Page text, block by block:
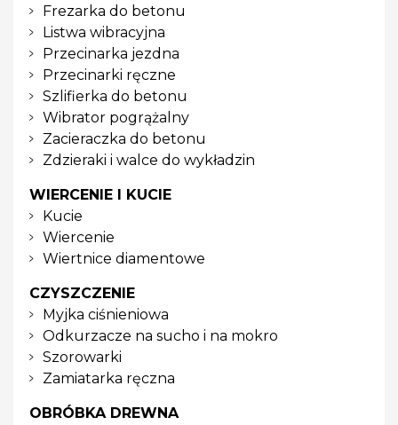
Frezarka do betonu
Listwa wibracyjna
Przecinarka jezdna
Przecinarki ręczne
Szlifierka do betonu
Wibrator pogrążalny
Zacieraczka do betonu
Zdzieraki i walce do wykładzin
WIERCENIE I KUCIE
Kucie
Wiercenie
Wiertnice diamentowe
CZYSZCZENIE
Myjka ciśnieniowa
Odkurzacze na sucho i na mokro
Szorowarki
Zamiatarka ręczna
OBRÓBKA DREWNA